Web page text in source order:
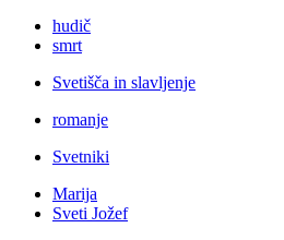
hudič
smrt
Svetišča in slavljenje
romanje
Svetniki
Marija
Sveti Jožef